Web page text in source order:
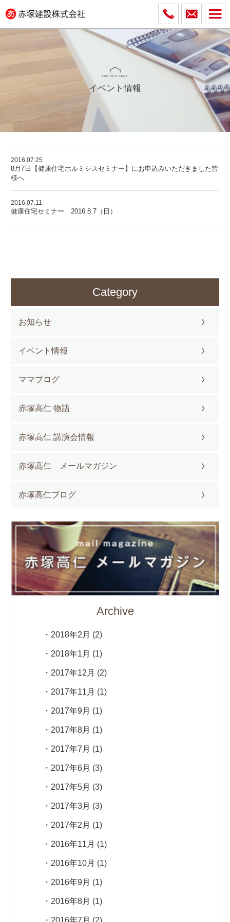
イベント情報
2016.07.25
8月7日【健康住宅ホルミシスセミナー】にお申込みいただきました皆
様へ
2016.07.11
健康住宅セミナー 2016.8.7（日）
Category
お知らせ
イベント情報
ママブログ
赤塚高仁 物語
赤塚高仁 講演会情報
赤塚高仁 メールマガジン
赤塚高仁ブログ
Archive
2018年2月 (2)
2018年1月 (1)
2017年12月 (2)
2017年11月 (1)
2017年9月 (1)
2017年8月 (1)
2017年7月 (1)
2017年6月 (3)
2017年5月 (3)
2017年3月 (3)
2017年2月 (1)
2016年11月 (1)
2016年10月 (1)
2016年9月 (1)
2016年8月 (1)
2016年7月 (2)